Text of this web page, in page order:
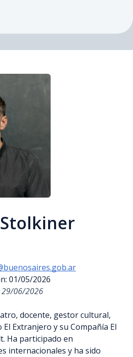
01/05/2026
29/06/2026
docente, gestor cultural,
Extranjero y su Compañía El
Ha participado en
internacionales y ha sido